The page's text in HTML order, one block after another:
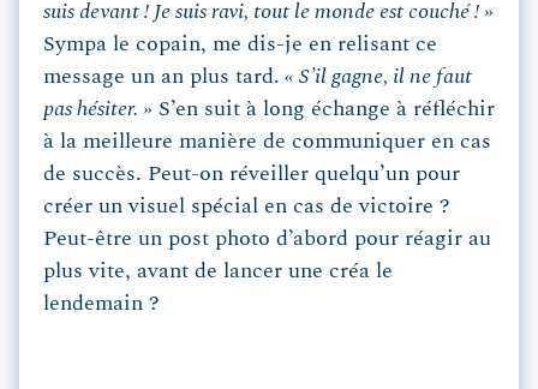
suis devant ! Je suis ravi, tout le monde est couché ! »
Sympa le copain, me dis-je en relisant ce
message un an plus tard. « S’il gagne, il ne faut
pas hésiter. » S’en suit à long échange à réfléchir
à la meilleure manière de communiquer en cas
de succès. Peut-on réveiller quelqu’un pour
créer un visuel spécial en cas de victoire ?
Peut-être un post photo d’abord pour réagir au
plus vite, avant de lancer une créa le
lendemain ?